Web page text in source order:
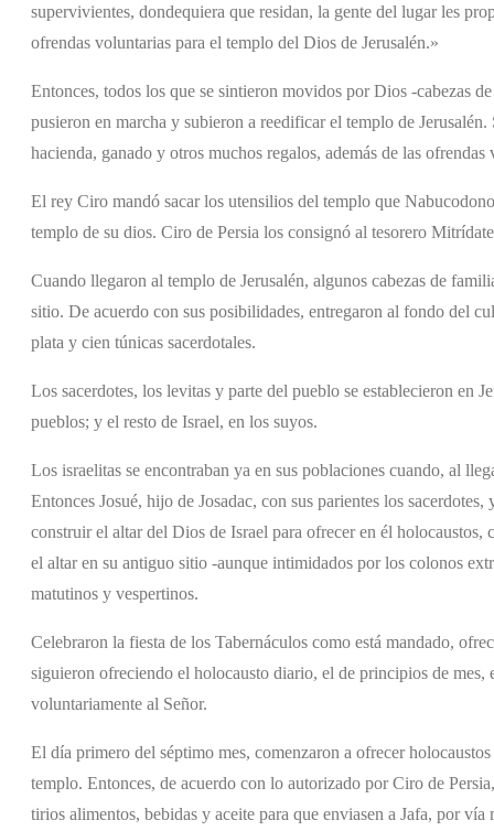
supervivientes, dondequiera que residan, la gente del lugar les
ofrendas voluntarias para el templo del Dios de Jerusalén.»
Entonces, todos los que se sintieron movidos por Dios -cabezas
pusieron en marcha y subieron a reedificar el templo de
hacienda, ganado y otros muchos regalos, además de las ofrendas
El rey Ciro mandó sacar los utensilios del templo que
templo de su dios. Ciro de Persia los consignó al tesorero
Cuando llegaron al templo de Jerusalén, algunos cabezas de
sitio. De acuerdo con sus posibilidades, entregaron al fondo del
plata y cien túnicas sacerdotales.
Los sacerdotes, los levitas y parte del pueblo se establecieron en
pueblos; y el resto de Israel, en los suyos.
Los israelitas se encontraban ya en sus poblaciones cuando, al
Entonces Josué, hijo de Josadac, con sus parientes los
construir el altar del Dios de Israel para ofrecer en él
el altar en su antiguo sitio -aunque intimidados por los colonos
matutinos y vespertinos.
Celebraron la fiesta de los Tabernáculos como está mandado,
siguieron ofreciendo el holocausto diario, el de principios de mes,
voluntariamente al Señor.
El día primero del séptimo mes, comenzaron a ofrecer
templo. Entonces, de acuerdo con lo autorizado por Ciro de
tirios alimentos, bebidas y aceite para que enviasen a Jafa, por